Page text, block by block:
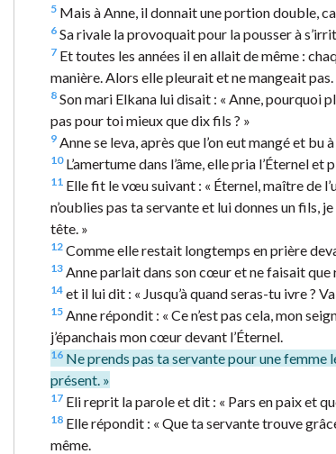
5 Mais à Anne, il donnait une portion double,
6 Sa rivale la provoquait pour la pousser à
7 Et toutes les années il en allait de même :
manière. Alors elle pleurait et ne mangeait pas.
8 Son mari Elkana lui disait : « Anne, pourquoi
pas pour toi mieux que dix fils ? »
9 Anne se leva, après que l’on eut mangé et
10L’amertume dans l’âme, elle pria l’Éternel et
11 Elle fit le vœu suivant : « Éternel, maître de
n’oublies pas ta servante et lui donnes un fils,
tête. »
12 Comme elle restait longtemps en prière
13 Anne parlait dans son cœur et ne faisait que
14 et il lui dit : « Jusqu’à quand seras-tu ivre ?
15 Anne répondit : « Ce n’est pas cela, mon
j’épanchais mon cœur devant l’Éternel.
16 Ne prends pas ta servante pour une femme
présent. »
17 Eli reprit la parole et dit : « Pars en paix et
18 Elle répondit : « Que ta servante trouve
même.